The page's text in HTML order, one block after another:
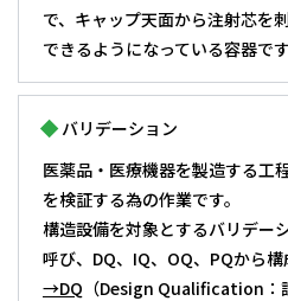
で、キャップ天面から注射芯を
できるようになっている容器で
バリデーション
医薬品・医療機器を製造する工
を検証する為の作業です。
構造設備を対象とするバリデー
呼び、DQ、IQ、OQ、PQから構
→DQ （Design Qualification：